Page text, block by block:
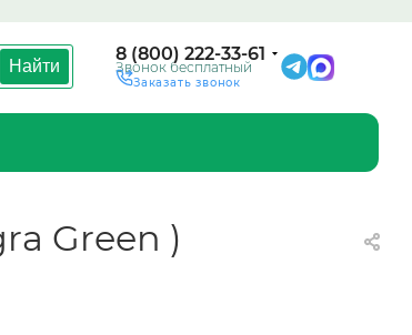
Найти
8 (800) 222-33-61
Звонок бесплатный
Заказать звонок
Green )